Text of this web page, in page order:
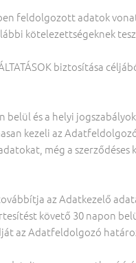
feldolgozott adatok
kötelezettségeknek
biztosítása
belül és a helyi
kezeli az
még a szerződéses
az Adatkezelő
követő 30 napon
az Adatfeldolgozó